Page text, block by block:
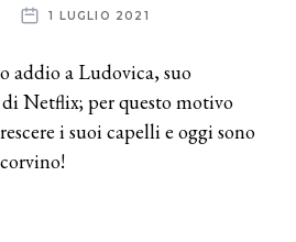
1 LUGLIO 2021
addio a Ludovica, suo
di Netflix; per questo motivo
i suoi capelli e oggi sono